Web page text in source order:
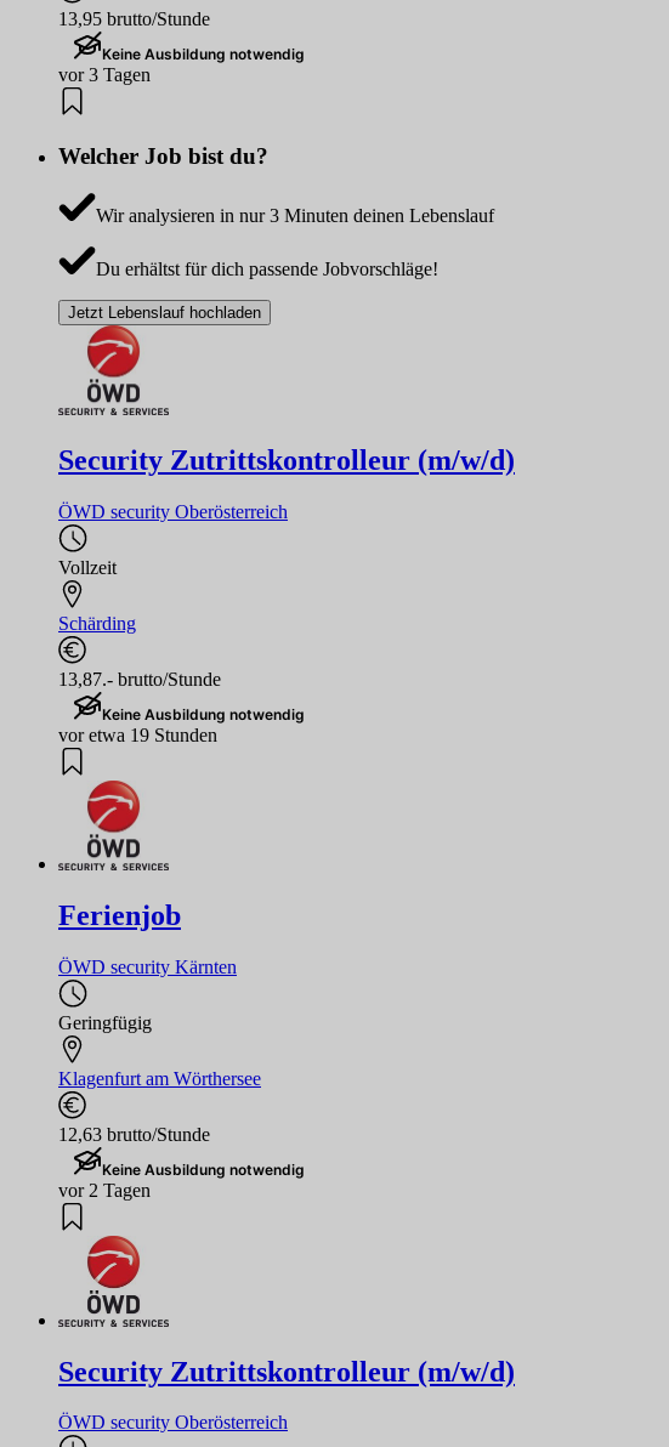
13,95 brutto/Stunde
Keine Ausbildung notwendig
vor 3 Tagen
Welcher Job bist du?
Wir analysieren in nur 3 Minuten deinen Lebenslauf
Du erhältst für dich passende Jobvorschläge!
Jetzt Lebenslauf hochladen
Security Zutrittskontrolleur (m/w/d)
ÖWD security Oberösterreich
Vollzeit
Schärding
13,87.- brutto/Stunde
Keine Ausbildung notwendig
vor etwa 19 Stunden
Ferienjob
ÖWD security Kärnten
Geringfügig
Klagenfurt am Wörthersee
12,63 brutto/Stunde
Keine Ausbildung notwendig
vor 2 Tagen
Security Zutrittskontrolleur (m/w/d)
ÖWD security Oberösterreich